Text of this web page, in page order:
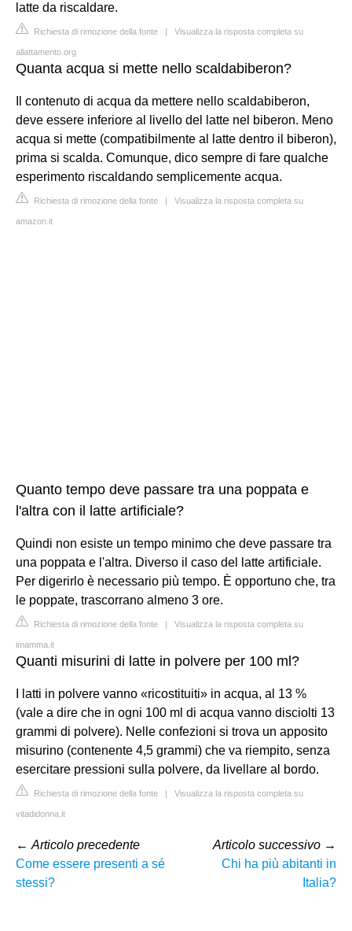
latte da riscaldare.
Richiesta di rimozione della fonte | Visualizza la risposta completa su
allattamento.org
Quanta acqua si mette nello scaldabiberon?
Il contenuto di acqua da mettere nello scaldabiberon,
deve essere inferiore al livello del latte nel biberon. Meno
acqua si mette (compatibilmente al latte dentro il biberon),
prima si scalda. Comunque, dico sempre di fare qualche
esperimento riscaldando semplicemente acqua.
Richiesta di rimozione della fonte | Visualizza la risposta completa su
amazon.it
Quanto tempo deve passare tra una poppata e
l'altra con il latte artificiale?
Quindi non esiste un tempo minimo che deve passare tra
una poppata e l'altra. Diverso il caso del latte artificiale.
Per digerirlo è necessario più tempo. È opportuno che, tra
le poppate, trascorrano almeno 3 ore.
Richiesta di rimozione della fonte | Visualizza la risposta completa su
imamma.it
Quanti misurini di latte in polvere per 100 ml?
I latti in polvere vanno «ricostituiti» in acqua, al 13 %
(vale a dire che in ogni 100 ml di acqua vanno disciolti 13
grammi di polvere). Nelle confezioni si trova un apposito
misurino (contenente 4,5 grammi) che va riempito, senza
esercitare pressioni sulla polvere, da livellare al bordo.
Richiesta di rimozione della fonte | Visualizza la risposta completa su
vitadidonna.it
← Articolo precedente
Come essere presenti a sé
stessi?
Articolo successivo →
Chi ha più abitanti in
Italia?